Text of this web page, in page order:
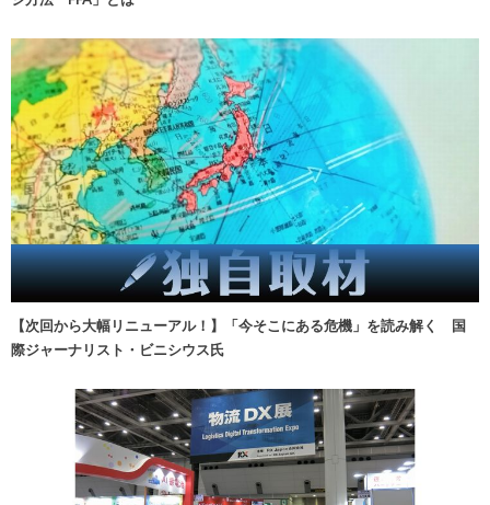
【次回から大幅リニューアル！】「今そこにある危機」を読み解く 国
際ジャーナリスト・ビニシウス氏